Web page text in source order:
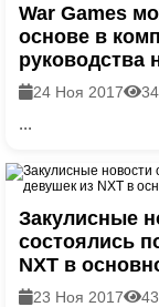
War Games
основе в
руководства
24 Ноя 2017
...
Закулисные
состоялись
NXT в
23 Ноя 2017